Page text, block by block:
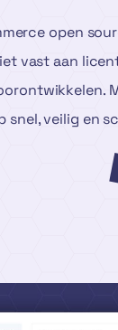
open
vast aan
snel, veilig en